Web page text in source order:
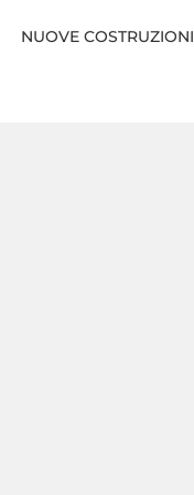
NUOVE COSTRUZIONI